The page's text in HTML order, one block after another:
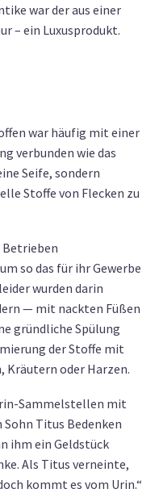
war der aus einer
– ein Luxusprodukt.
war häufig mit einer
verbunden wie das
Seife, sondern
Stoffe von Flecken zu
so das für ihr Gewerbe
wurden darin
— mit nackten Füßen
gründliche Spülung
der Stoffe mit
oder Harzen.
Sammelstellen mit
Titus Bedenken
ihm ein Geldstück
Als Titus verneinte,
kommt es vom Urin.“